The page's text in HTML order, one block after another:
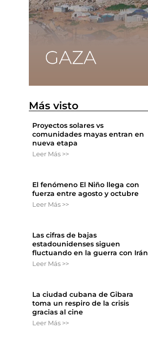
Más visto
Proyectos solares vs
comunidades mayas entran en
nueva etapa
Leer Más >>
El fenómeno El Niño llega con
fuerza entre agosto y octubre
Leer Más >>
Las cifras de bajas
estadounidenses siguen
fluctuando en la guerra con Irán
Leer Más >>
La ciudad cubana de Gibara
toma un respiro de la crisis
gracias al cine
Leer Más >>